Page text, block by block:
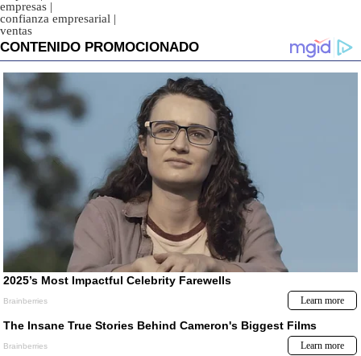
empresas |
confianza empresarial |
ventas